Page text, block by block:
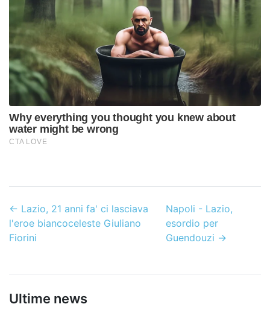
← Lazio, 21 anni fa' ci lasciava
l'eroe biancoceleste Giuliano
Fiorini
Napoli - Lazio,
esordio per
Guendouzi →
Ultime news